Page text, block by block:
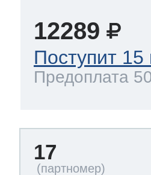
12289
Поступит 15
Предоплата
17